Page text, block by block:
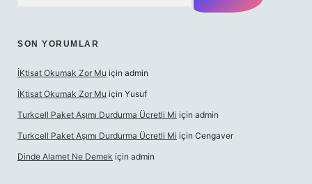
SON YORUMLAR
İKtisat Okumak Zor Mu için admin
İKtisat Okumak Zor Mu için Yusuf
Turkcell Paket Aşımı Durdurma Ücretli Mi için admin
Turkcell Paket Aşımı Durdurma Ücretli Mi için Cengaver
Dinde Alamet Ne Demek için admin